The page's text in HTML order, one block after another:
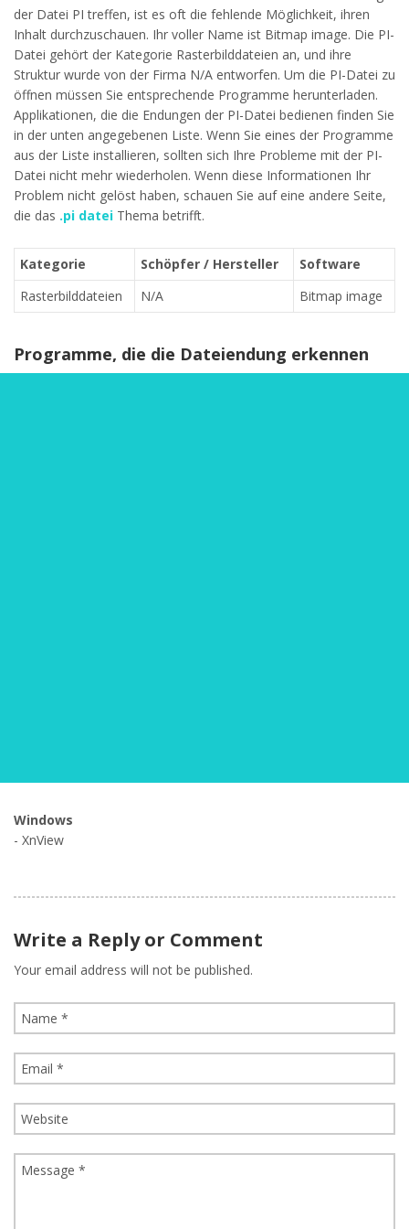
der Datei PI treffen, ist es oft die fehlende Möglichkeit, ihren
Inhalt durchzuschauen. Ihr voller Name ist Bitmap image. Die PI-
Datei gehört der Kategorie Rasterbilddateien an, und ihre
Struktur wurde von der Firma N/A entworfen. Um die PI-Datei zu
öffnen müssen Sie entsprechende Programme herunterladen.
Applikationen, die die Endungen der PI-Datei bedienen finden Sie
in der unten angegebenen Liste. Wenn Sie eines der Programme
aus der Liste installieren, sollten sich Ihre Probleme mit der PI-
Datei nicht mehr wiederholen. Wenn diese Informationen Ihr
Problem nicht gelöst haben, schauen Sie auf eine andere Seite,
die das .pi datei Thema betrifft.
Kategorie Schöpfer / Hersteller
Software
Rasterbilddateien
N/A Bitmap image
Programme, die die Dateiendung erkennen
Windows
- XnView
Write a Reply or Comment
Your email address will not be published.